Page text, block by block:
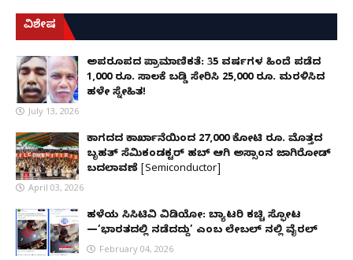
ವಿಶೇಷ
ಅಪರೂಪದ ಪ್ರಾಮಾಣಿಕತೆ: 35 ವರ್ಷಗಳ ಹಿಂದೆ ಪಡೆದ
1,000 ರೂ. ಸಾಲಕ್ಕೆ ಬಡ್ಡಿ ಸೇರಿಸಿ 25,000 ರೂ. ಮರಳಿಸಿದ
ಹಳೇ ಸ್ನೇಹಿತ!
July 13, 2026
ಕಾಗದದ ಕಾರ್ಖಾನೆಯಿಂದ 27,000 ಕೋಟಿ ರೂ. ಮೊತ್ತದ
ಬೃಹತ್ ಸೆಮಿಕಂಡಕ್ಟರ್ ಹಬ್ ಆಗಿ ಅಸ್ಸಾಂನ ಜಾಗಿರೋಡ್
ಬದಲಾವಣೆ [Semiconductor]
April 03, 2026
ಹಳೆಯ ಸಿಸಿಟಿವಿ ವಿಡಿಯೋ: ಬ್ಯಾಟರಿ ಕಚ್ಚಿ ಸ್ಫೋಟ
—‘ಭಾರತದಲ್ಲಿ ನಡೆದದ್ದು’ ಎಂಬ ಲೇಬಲ್ ನಲ್ಲಿ ವೈರಲ್
February 04, 2026